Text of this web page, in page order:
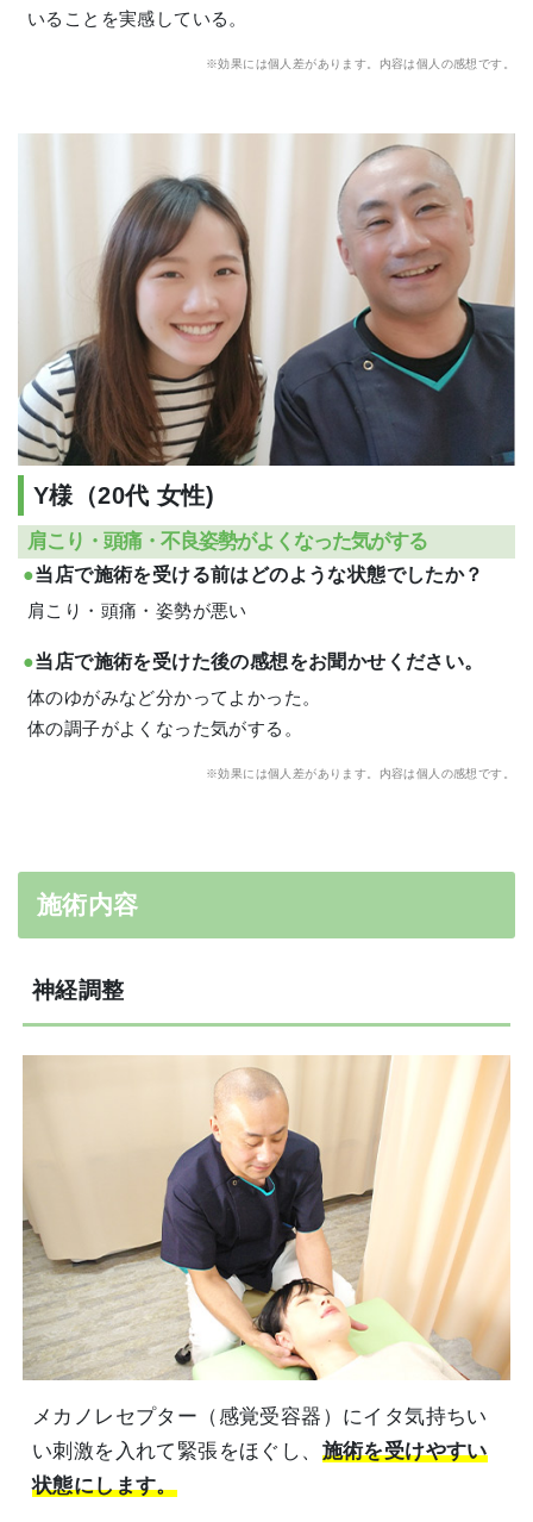
いることを実感している。
※効果には個人差があります。内容は個人の感想です。
Y様（20代 女性)
肩こり・頭痛・不良姿勢がよくなった気がする
当店で施術を受ける前はどのような状態でしたか？
肩こり・頭痛・姿勢が悪い
当店で施術を受けた後の感想をお聞かせください。
体のゆがみなど分かってよかった。
体の調子がよくなった気がする。
※効果には個人差があります。内容は個人の感想です。
施術内容
神経調整
メカノレセプター（感覚受容器）にイタ気持ちい
い刺激を入れて緊張をほぐし、 施術を受けやすい
状態にします。